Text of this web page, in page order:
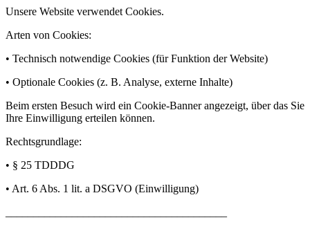
Unsere Website verwendet Cookies.
Arten von Cookies:
• Technisch notwendige Cookies (für Funktion der Website)
• Optionale Cookies (z. B. Analyse, externe Inhalte)
Beim ersten Besuch wird ein Cookie-Banner angezeigt, über das Sie
Ihre Einwilligung erteilen können.
Rechtsgrundlage:
• § 25 TDDDG
• Art. 6 Abs. 1 lit. a DSGVO (Einwilligung)